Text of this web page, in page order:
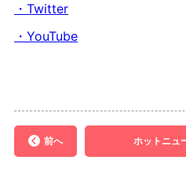
・Twitter
・YouTube
前へ ホットニュ